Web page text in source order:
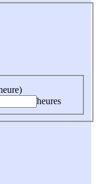
heures